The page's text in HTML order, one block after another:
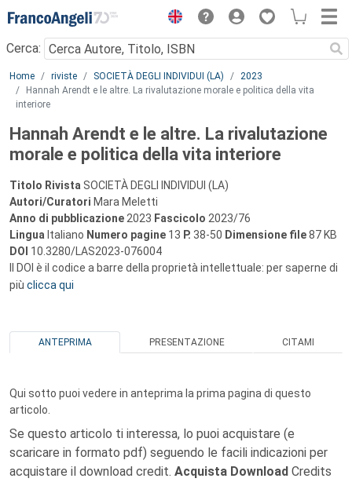
Menu
Cerca:
Main content
Home riviste SOCIETÀ DEGLI INDIVIDUI (LA)
2023
Hannah Arendt e le altre. La rivalutazione morale e politica della vita
interiore
Hannah Arendt e le altre. La rivalutazione
morale e politica della vita interiore
Titolo Rivista SOCIETÀ DEGLI INDIVIDUI (LA)
Autori/Curatori Mara Meletti
Anno di pubblicazione 2023 Fascicolo 2023/76
Lingua Italiano Numero pagine 13 P. 38-50 Dimensione file87 KB
DOI 10.3280/LAS2023-076004
Il DOI è il codice a barre della proprietà intellettuale: per saperne di
più clicca qui
ANTEPRIMA PRESENTAZIONE CITAMI
Qui sotto puoi vedere in anteprima la prima pagina di questo
articolo.
Se questo articolo ti interessa, lo puoi acquistare (e
scaricare in formato pdf) seguendo le facili indicazioni per
acquistare il download credit. Acquista Download Credits